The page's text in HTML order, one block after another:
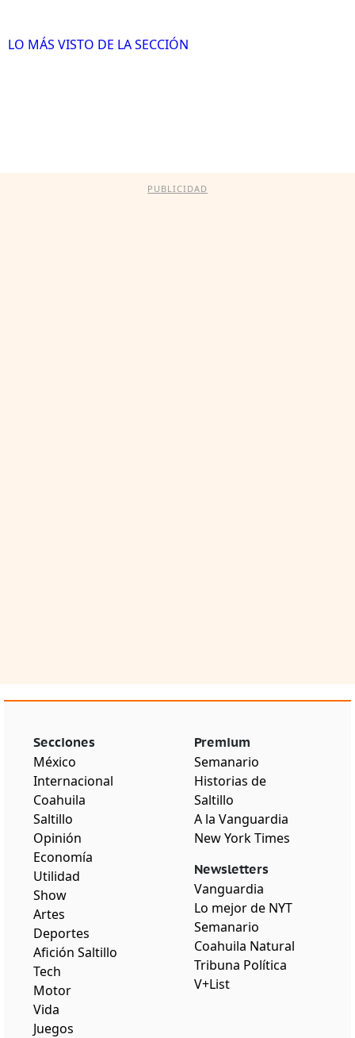
LO MÁS VISTO DE LA SECCIÓN
PUBLICIDAD
Secciones
México
Internacional
Coahuila
Saltillo
Opinión
Economía
Utilidad
Show
Artes
Deportes
Afición Saltillo
Tech
Motor
Vida
Juegos
Premium
Semanario
Historias de
Saltillo
A la Vanguardia
New York Times
Newsletters
Vanguardia
Lo mejor de NYT
Semanario
Coahuila Natural
Tribuna Política
V+List